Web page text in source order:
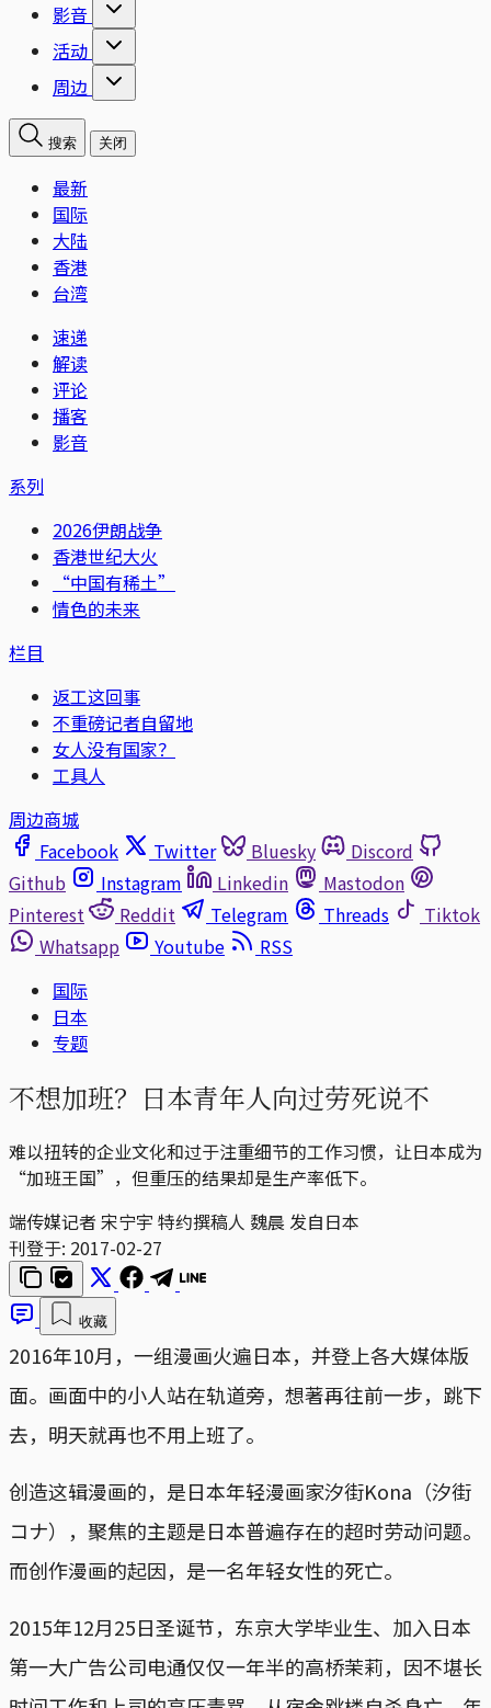
影音
活动
周边
搜索 关闭
最新
国际
大陆
香港
台湾
速递
解读
评论
播客
影音
系列
2026伊朗战争
香港世纪大火
“中国有稀土”
情色的未来
栏目
返工这回事
不重磅记者自留地
女人没有国家？
工具人
周边商城
Facebook
Twitter Bluesky
Discord
Github
Instagram Linkedin
Mastodon
Pinterest
Reddit Telegram Threads
Tiktok
Whatsapp
Youtube
RSS
国际
日本
专题
不想加班？日本青年人向过劳死说不
难以扭转的企业文化和过于注重细节的工作习惯，让日本成为
“加班王国”，但重压的结果却是生产率低下。
端传媒记者 宋宁宇 特约撰稿人 魏晨 发自日本
刊登于: 2017-02-27
收藏
2016年10月，一组漫画火遍日本，并登上各大媒体版
面。画面中的小人站在轨道旁，想著再往前一步，跳下
去，明天就再也不用上班了。
创造这辑漫画的，是日本年轻漫画家汐街Kona（汐街
コナ），聚焦的主题是日本普遍存在的超时劳动问题。
而创作漫画的起因，是一名年轻女性的死亡。
2015年12月25日圣诞节，东京大学毕业生、加入日本
第一大广告公司电通仅仅一年半的高桥茉莉，因不堪长